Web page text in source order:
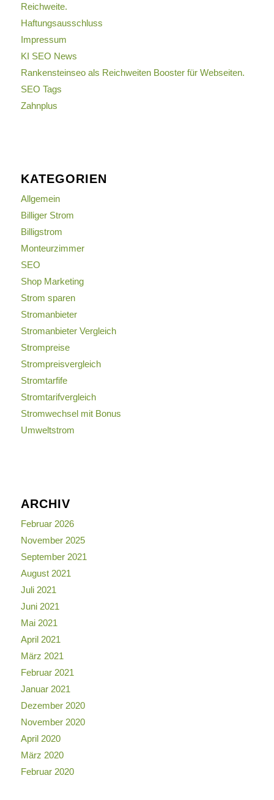
Reichweite.
Haftungsausschluss
Impressum
KI SEO News
Rankensteinseo als Reichweiten Booster für Webseiten.
SEO Tags
Zahnplus
KATEGORIEN
Allgemein
Billiger Strom
Billigstrom
Monteurzimmer
SEO
Shop Marketing
Strom sparen
Stromanbieter
Stromanbieter Vergleich
Strompreise
Strompreisvergleich
Stromtarfife
Stromtarifvergleich
Stromwechsel mit Bonus
Umweltstrom
ARCHIV
Februar 2026
November 2025
September 2021
August 2021
Juli 2021
Juni 2021
Mai 2021
April 2021
März 2021
Februar 2021
Januar 2021
Dezember 2020
November 2020
April 2020
März 2020
Februar 2020